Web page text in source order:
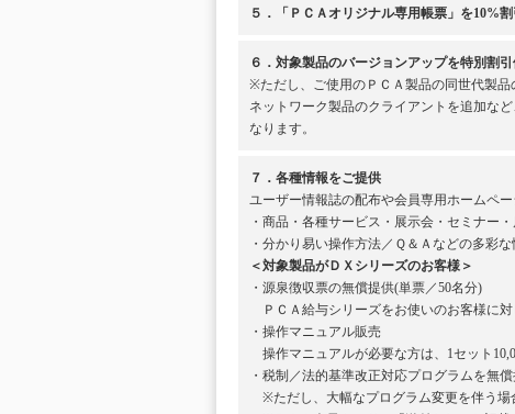
５．「ＰＣＡオリジナル専用帳票」を10%
６．対象製品のバージョンアップを特別割
※ただし、ご使用のＰＣＡ製品の同世代製
ネットワーク製品のクライアントを追加な
なります。
７．各種情報をご提供
ユーザー情報誌の配布や会員専用ホームペ
・商品・各種サービス・展示会・セミナー
・分かり易い操作方法／Ｑ＆Ａなどの多彩な
＜対象製品がＤＸシリーズのお客様＞
・源泉徴収票の無償提供(単票／50名分)
ＰＣＡ給与シリーズをお使いのお客様に
・操作マニュアル販売
操作マニュアルが必要な方は、1セット
・税制／法的基準改正対応プログラムを無
※ただし、大幅なプログラム変更を伴う場